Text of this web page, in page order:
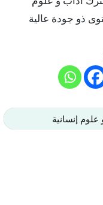
ذو جودة عالية
إنسانية